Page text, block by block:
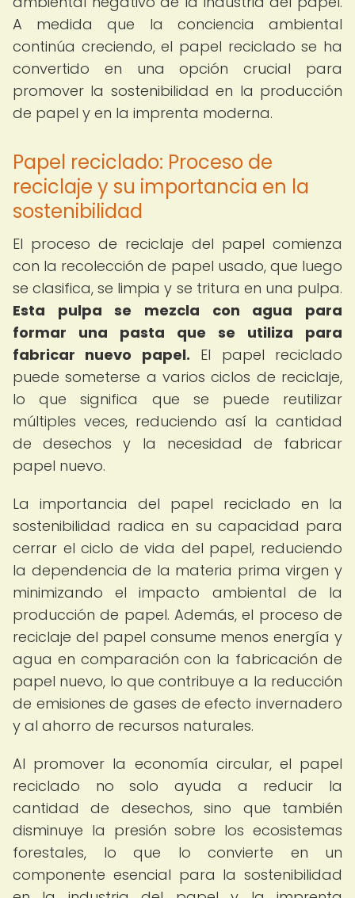
A medida que la conciencia ambiental
continúa creciendo, el papel reciclado se ha
convertido en una opción crucial para
promover la sostenibilidad en la producción
de papel y en la imprenta moderna.
Papel reciclado: Proceso de
reciclaje y su importancia en la
sostenibilidad
El proceso de reciclaje del papel comienza
con la recolección de papel usado, que luego
se clasifica, se limpia y se tritura en una pulpa.
Esta pulpa se mezcla con agua para
formar una pasta que se utiliza para
fabricar nuevo papel. El papel reciclado
puede someterse a varios ciclos de reciclaje,
lo que significa que se puede reutilizar
múltiples veces, reduciendo así la cantidad
de desechos y la necesidad de fabricar
papel nuevo.
La importancia del papel reciclado en la
sostenibilidad radica en su capacidad para
cerrar el ciclo de vida del papel, reduciendo
la dependencia de la materia prima virgen y
minimizando el impacto ambiental de la
producción de papel. Además, el proceso de
reciclaje del papel consume menos energía y
agua en comparación con la fabricación de
papel nuevo, lo que contribuye a la reducción
de emisiones de gases de efecto invernadero
y al ahorro de recursos naturales.
Al promover la economía circular, el papel
reciclado no solo ayuda a reducir la
cantidad de desechos, sino que también
disminuye la presión sobre los ecosistemas
forestales, lo que lo convierte en un
componente esencial para la sostenibilidad